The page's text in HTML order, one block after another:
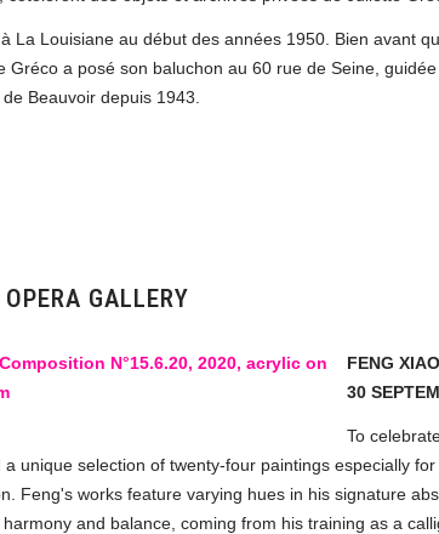
La Louisiane au début des années 1950. Bien avant
Gréco a posé son baluchon au 60 rue de Seine,
Beauvoir depuis 1943.
GALLERY
FENG
30
To
unique selection of twenty-four paintings especially
Feng's works feature varying hues in his signature
and balance, coming from his training as a